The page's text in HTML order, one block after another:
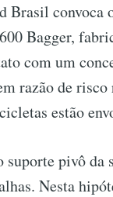
convoca
Bagger,
com um
razão de
estão
pivô da
Nesta